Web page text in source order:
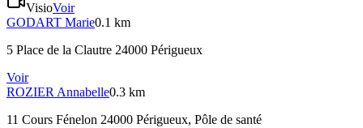
VisioVoir
GODART Marie0.1 km
5 Place de la Clautre 24000 Périgueux
Voir
ROZIER Annabelle0.3 km
11 Cours Fénelon 24000 Périgueux, Pôle de santé